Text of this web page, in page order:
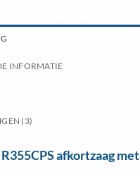
INFORMATIE
(3)
afkortzaag